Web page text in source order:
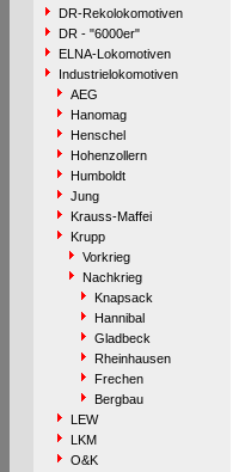
DR-Rekolokomotiven
DR - "6000er"
ELNA-Lokomotiven
Industrielokomotiven
AEG
Hanomag
Henschel
Hohenzollern
Humboldt
Jung
Krauss-Maffei
Krupp
Vorkrieg
Nachkrieg
Knapsack
Hannibal
Gladbeck
Rheinhausen
Frechen
Bergbau
LEW
LKM
O&K